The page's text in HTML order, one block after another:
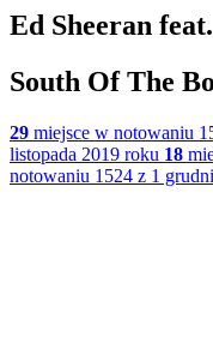
Ed Sheeran
South Of The
29 miejsce w notowaniu
listopada 2019 roku 18
notowaniu 1524 z 1